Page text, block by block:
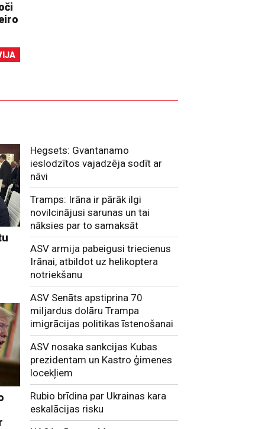
Hegsets: Gvantanamo
ieslodzītos vajadzēja sodīt ar
nāvi
Tramps: Irāna ir pārāk ilgi
novilcinājusi sarunas un tai
nāksies par to samaksāt
ASV armija pabeigusi triecienus
Irānai, atbildot uz helikoptera
notriekšanu
ASV Senāts apstiprina 70
miljardus dolāru Trampa
imigrācijas politikas īstenošanai
ASV nosaka sankcijas Kubas
prezidentam un Kastro ģimenes
locekļiem
Rubio brīdina par Ukrainas kara
eskalācijas risku